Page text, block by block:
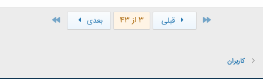
اول قبلی 3 از 43 بعدی
کاربران